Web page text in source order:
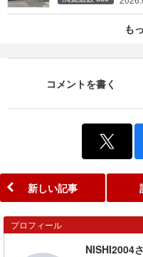
も
コメントを書く
新しい記事
プロフィール
NISHI2004